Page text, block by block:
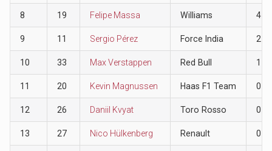
8 19 Felipe Massa Williams 4
9 11 Sergio Pérez Force India 2
10 33 Max Verstappen Red Bull 1
11 20 Kevin Magnussen Haas F1 Team 0
12 26 Daniil Kvyat Toro Rosso 0
13 27 Nico Hülkenberg Renault 0